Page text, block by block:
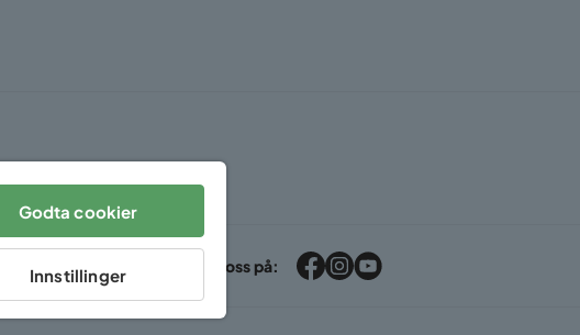
Følg oss på:
Godta cookier
Innstillinger